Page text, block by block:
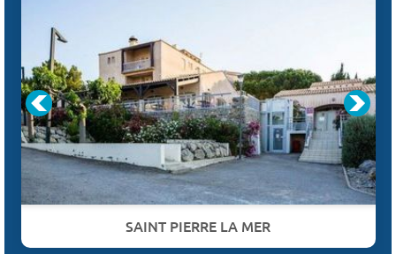
SAINT PIERRE LA MER